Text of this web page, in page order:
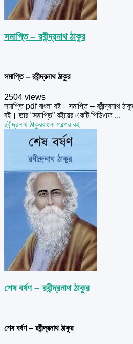
সমাপ্তি – রবীন্দ্রনাথ ঠাকুর
সমাপ্তি – রবীন্দ্রনাথ ঠাকুর
2504 views
সমাপ্তি pdf বাংলা বই। সমাপ্তি – রবীন্দ্রনাথ
বই। তার “সমাপ্তি” বইয়ের একটি পিডিএফ ...
রবীন্দ্রনাথ ঠাকুরবাংলা গল্পের বই
শেষ বর্ষণ – রবীন্দ্রনাথ ঠাকুর
শেষ বর্ষণ – রবীন্দ্রনাথ ঠাকুর